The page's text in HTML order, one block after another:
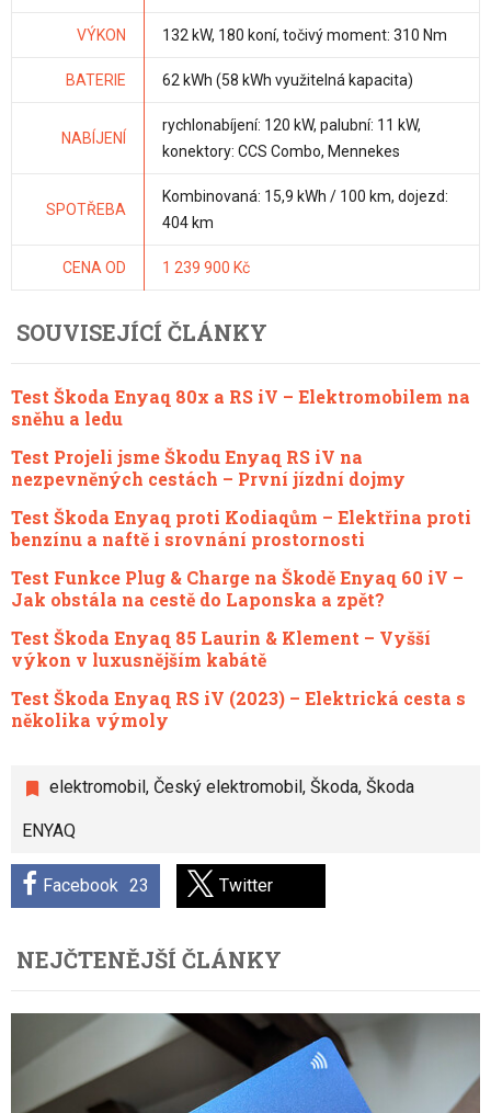
VÝKON 132 kW, 180 koní, točivý moment: 310 Nm
BATERIE 62 kWh (58 kWh využitelná kapacita)
NABÍJENÍ
rychlonabíjení: 120 kW, palubní: 11 kW,
konektory: CCS Combo, Mennekes
SPOTŘEBA
Kombinovaná: 15,9 kWh / 100 km, dojezd:
404 km
CENA OD 1 239 900 Kč
elektromobil, Český elektromobil, Škoda, Škoda
ENYAQ
Facebook 23 Twitter
SOUVISEJÍCÍ ČLÁNKY
Test Škoda Enyaq 80x a RS iV – Elektromobilem na
sněhu a ledu
Test Projeli jsme Škodu Enyaq RS iV na
nezpevněných cestách – První jízdní dojmy
Test Škoda Enyaq proti Kodiaqům – Elektřina proti
benzínu a naftě i srovnání prostornosti
Test Funkce Plug & Charge na Škodě Enyaq 60 iV –
Jak obstála na cestě do Laponska a zpět?
Test Škoda Enyaq 85 Laurin & Klement – Vyšší
výkon v luxusnějším kabátě
Test Škoda Enyaq RS iV (2023) – Elektrická cesta s
několika výmoly
NEJČTENĚJŠÍ ČLÁNKY